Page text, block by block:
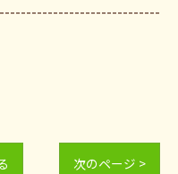
次のページ >